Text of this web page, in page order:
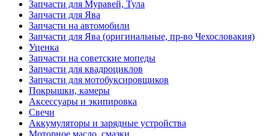
Запчасти для Муравей, Тула
Запчасти для Ява
Запчасти на автомобили
Запчасти для Ява (оригинальные, пр-во Чехословакия)
Уценка
Запчасти на советские мопеды
Запчасти для квадроциклов
Запчасти для мотобуксировщиков
Покрышки, камеры
Аксессуары и экипировка
Свечи
Аккумуляторы и зарядные устройства
Моторное масло, смазки